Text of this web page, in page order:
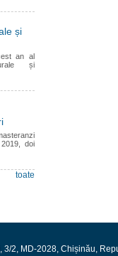
și
an al
și
doi
toate
3/2, MD-2028, Chișinău,